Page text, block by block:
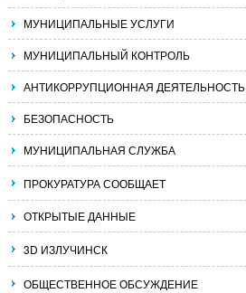
МУНИЦИПАЛЬНЫЕ УСЛУГИ
МУНИЦИПАЛЬНЫЙ КОНТРОЛЬ
АНТИКОРРУПЦИОННАЯ ДЕЯТЕЛЬНОСТЬ
БЕЗОПАСНОСТЬ
МУНИЦИПАЛЬНАЯ СЛУЖБА
ПРОКУРАТУРА СООБЩАЕТ
ОТКРЫТЫЕ ДАННЫЕ
3D ИЗЛУЧИНСК
ОБЩЕСТВЕННОЕ ОБСУЖДЕНИЕ